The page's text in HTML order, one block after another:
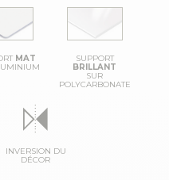
MAT
SUPPORT
BRILLANT
SUR
POLYCARBONATE
INVERSION DU
DÉCOR